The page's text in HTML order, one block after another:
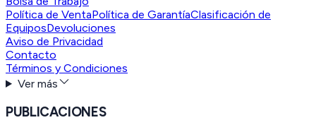
Política de VentaPolítica de GarantíaClasificación de
EquiposDevoluciones
Aviso de Privacidad
Contacto
Términos y Condiciones
Ver más
PUBLICACIONES